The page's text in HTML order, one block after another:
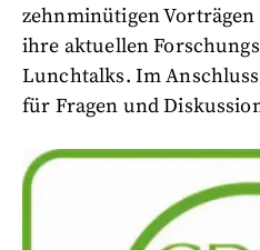
zehnminütigen
ihre aktuellen
Lunchtalks. Im
für Fragen und